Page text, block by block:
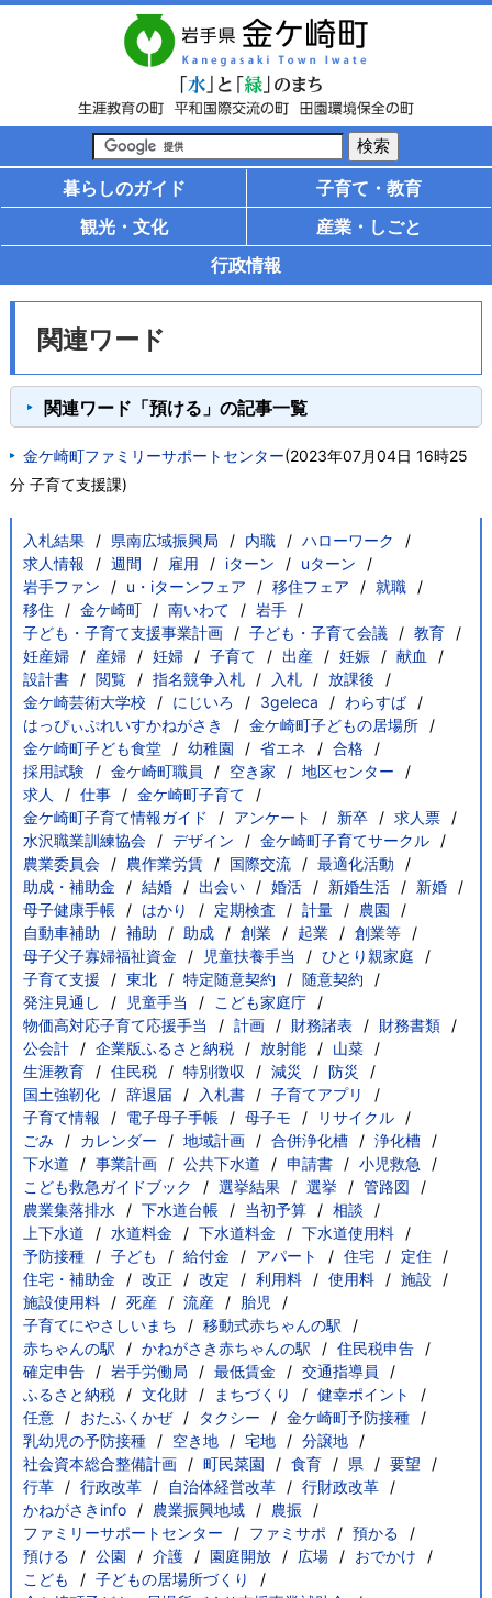
暮らしのガイド
子育て・教育
観光・文化
産業・しごと
行政情報
関連ワード
関連ワード「預ける」の記事一覧
金ケ崎町ファミリーサポートセンター(2023年07月04日 16時25
分 子育て支援課)
入札結果 県南広域振興局 内職
ハローワーク
求人情報
週間 雇用 iターン
uターン
岩手ファン
u・iターンフェア 移住フェア
就職
移住
金ケ崎町 南いわて
岩手
子ども・子育て支援事業計画
子ども・子育て会議
教育
妊産婦
産婦 妊婦 子育て 出産 妊娠
献血
設計書
閲覧 指名競争入札 入札
放課後
金ケ崎芸術大学校
にじいろ 3geleca
わらすば
はっぴぃぷれいすかねがさき
金ケ崎町子どもの居場所
金ケ崎町子ども食堂
幼稚園 省エネ
合格
採用試験
金ケ崎町職員 空き家
地区センター
求人
仕事
金ケ崎町子育て
金ケ崎町子育て情報ガイド
アンケート 新卒
求人票
水沢職業訓練協会
デザイン
金ケ崎町子育てサークル
農業委員会
農作業労賃 国際交流
最適化活動
助成・補助金
結婚 出会い 婚活 新婚生活
新婚
母子健康手帳
はかり 定期検査 計量
農園
自動車補助
補助 助成 創業 起業
創業等
母子父子寡婦福祉資金
児童扶養手当
ひとり親家庭
子育て支援
東北 特定随意契約
随意契約
発注見通し
児童手当
こども家庭庁
物価高対応子育て応援手当
計画 財務諸表
財務書類
公会計
企業版ふるさと納税 放射能
山菜
生涯教育
住民税 特別徴収 減災
防災
国土強靭化
辞退届 入札書
子育てアプリ
子育て情報
電子母子手帳 母子モ
リサイクル
ごみ
カレンダー 地域計画 合併浄化槽
浄化槽
下水道
事業計画 公共下水道 申請書
小児救急
こども救急ガイドブック
選挙結果 選挙
管路図
農業集落排水
下水道台帳 当初予算
相談
上下水道
水道料金 下水道料金
下水道使用料
予防接種
子ども 給付金 アパート 住宅
定住
住宅・補助金
改正 改定 利用料 使用料
施設
施設使用料
死産 流産
胎児
子育てにやさしいまち
移動式赤ちゃんの駅
赤ちゃんの駅
かねがさき赤ちゃんの駅
住民税申告
確定申告
岩手労働局 最低賃金
交通指導員
ふるさと納税
文化財 まちづくり
健幸ポイント
任意
おたふくかぜ タクシー
金ケ崎町予防接種
乳幼児の予防接種
空き地 宅地
分譲地
社会資本総合整備計画
町民菜園 食育 県
要望
行革
行政改革 自治体経営改革
行財政改革
かねがさきinfo
農業振興地域
農振
ファミリーサポートセンター
ファミサポ
預かる
預ける
公園 介護 園庭開放 広場
おでかけ
こども
子どもの居場所づくり